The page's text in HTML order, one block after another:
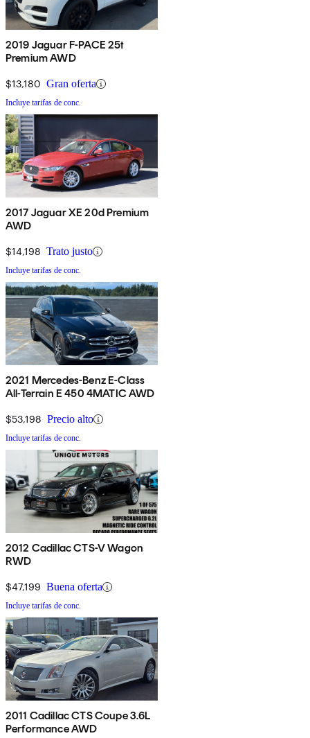
2019 Jaguar F-PACE 25t
Premium AWD
$13,180 Gran oferta
Incluye tarifas de conc.
2017 Jaguar XE 20d Premium
AWD
$14,198 Trato justo
Incluye tarifas de conc.
2021 Mercedes-Benz E-Class
All-Terrain E 450 4MATIC AWD
$53,198 Precio alto
Incluye tarifas de conc.
2012 Cadillac CTS-V Wagon
RWD
$47,199 Buena oferta
Incluye tarifas de conc.
2011 Cadillac CTS Coupe 3.6L
Performance AWD